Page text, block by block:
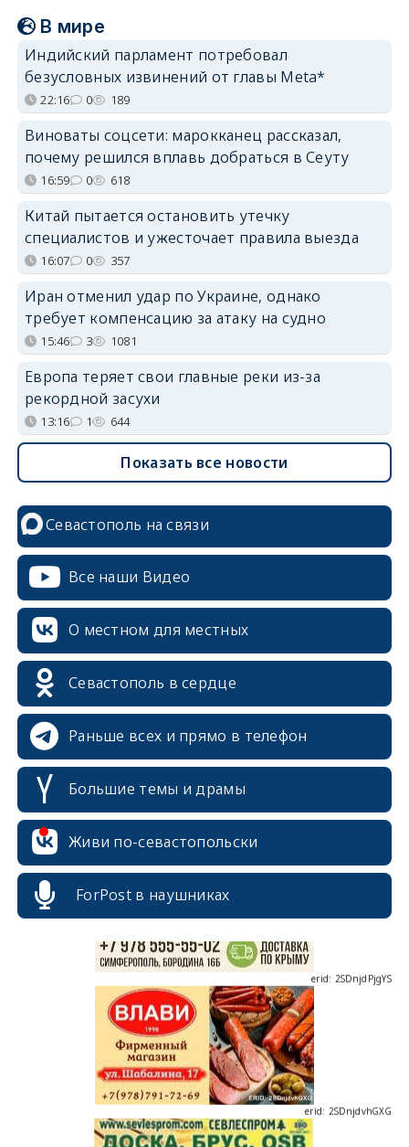
В мире
Индийский парламент потребовал
безусловных извинений от главы Meta*
22:16 0 189
Виноваты соцсети: марокканец рассказал,
почему решился вплавь добраться в Сеуту
16:59 0 618
Китай пытается остановить утечку
специалистов и ужесточает правила выезда
16:07 0 357
Иран отменил удар по Украине, однако
требует компенсацию за атаку на судно
15:46 3 1081
Европа теряет свои главные реки из-за
рекордной засухи
13:16 1 644
Показать все новости
Севастополь на связи
Все наши Видео
О местном для местных
Севастополь в сердце
Раньше всех и прямо в телефон
Большие темы и драмы
Живи по-севастопольски
ForPost в наушниках
erid: 2SDnjcrDNw6
erid: 2SDnjdPjgYS
erid: 2SDnjdvhGXG